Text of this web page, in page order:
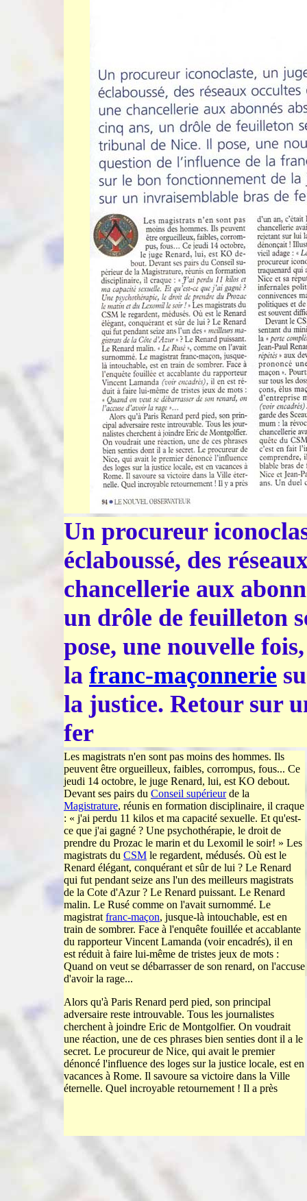
Un procureur
éclaboussé, des
chancellerie aux
un drôle de feuilleton
pose, une nouvelle
la franc-maçonnerie
la justice. Retour sur
fer
Les magistrats n'en sont pas moins des hommes. Ils
peuvent être orgueilleux, faibles, corrom­pus, fous... Ce
jeudi 14 octobre, le juge Renard, lui, est KO debout.
Devant ses pairs du Conseil supérieurde la
Magistrature, réunis en formation disciplinaire, il craque
: « j'ai perdu 11 kilos et ma capacité sexuelle. Et qu'est-
ce que j'ai gagné ? Une psychothérapie, le droit de
prendre du Prozac le marin et du Lexomil le soir! » Les
magistrats du CSM le regardent, médusés. Où est le
Renard élégant, conquérant et sûr de lui ? Le Renard
qui fut pendant seize ans l'un des meilleurs ma­gistrats
de la Cote d'Azur ? Le Renard puissant. Le Renard
malin. Le Rusé comme on l'avait surnommé. Le
magistrat franc-maçon, jusque-là intouchable, est en
train de sombrer. Face à l'enquête fouillée et accablante
du rapporteur Vincent Lamanda (voir encadrés), il en
est réduit à faire lui-même de tristes jeux de mots :
Quand on veut se débarrasser de son renard, on l'accuse
d'avoir la rage...
Alors qu'à Paris Renard perd pied, son principal
adversaire reste introuvable. Tous les journalistes
cherchent à joindre Eric de Montgolfier. On voudrait
une réaction, une de ces phrases bien senties dont il a le
secret. Le procureur de Nice, qui avait le premier
dénoncé l'influence des loges sur la justice locale, est en
vacances à Rome. Il savoure sa victoire dans la Ville
éter­nelle. Quel incroyable retournement ! Il a près